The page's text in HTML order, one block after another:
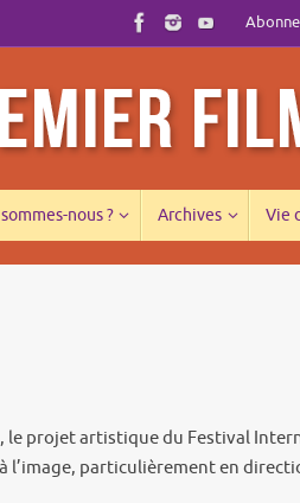
nous ? Archives Vie
le projet artistique du Festival
l’image, particulièrement en